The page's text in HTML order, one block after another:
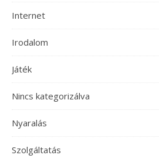
Internet
Irodalom
Játék
Nincs kategorizálva
Nyaralás
Szolgáltatás